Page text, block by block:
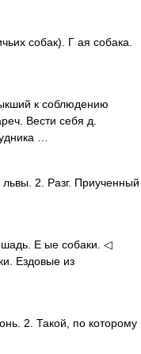
собак). Г ая собака.
к соблюдению
Вести себя д.
…
2. Разг. Приученный
Е ые собаки. ◁
Ездовые из
2. Такой, по которому